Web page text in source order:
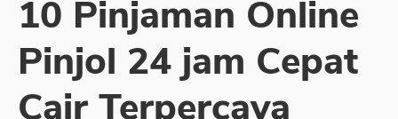
Sekuritas Saham
Bank Digital
Crypto
10 Pinjaman Online
Pinjol 24 jam Cepat
Cair Terpercaya